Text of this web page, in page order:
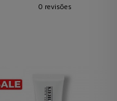
0 revisões